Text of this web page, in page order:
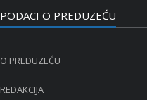
PODACI O PREDUZEĆU
O PREDUZEĆU
REDAKCIJA